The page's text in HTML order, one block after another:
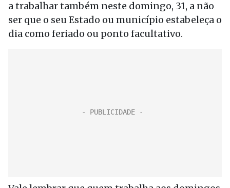
a trabalhar também neste domingo, 31, a não
ser que o seu Estado ou município estabeleça o
dia como feriado ou ponto facultativo.